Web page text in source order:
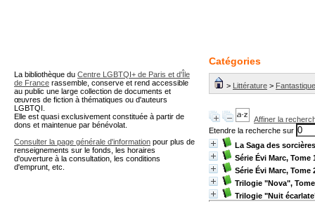
Catégories
> Littérature > Fantastique
Affiner la
Etendre la recherche sur
La Saga des
Série Évi Marc,
Série Évi Marc, Tome
Trilogie "Nova",
Trilogie "Nuit
La bibliothèque du Centre LGBTQI+ de Paris et d'Île
de France rassemble, conserve et rend accessible
au public une large collection de documents et
œuvres de fiction à thématiques ou d'auteurs
LGBTQI.
Elle est quasi exclusivement constituée à partir de
dons et maintenue par bénévolat.
Consulter la page générale d'information pour plus de
renseignements sur le fonds, les horaires
d'ouverture à la consultation, les conditions
d'emprunt, etc.